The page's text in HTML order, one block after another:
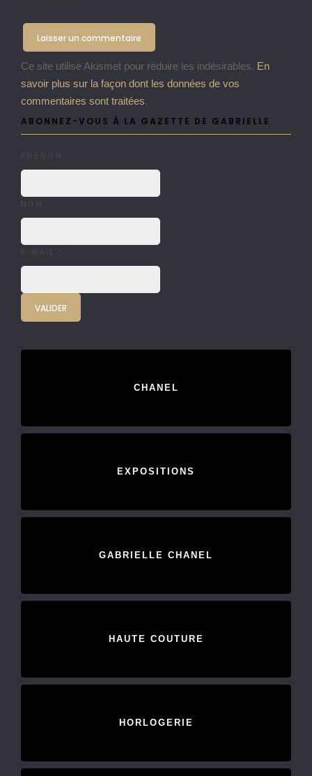
Ce site utilise Akismet pour réduire les indésirables. En
savoir plus sur la façon dont les données de vos
commentaires sont traitées.
ABONNEZ-VOUS À LA GAZETTE DE GABRIELLE
CHANEL
EXPOSITIONS
GABRIELLE CHANEL
HAUTE COUTURE
HORLOGERIE